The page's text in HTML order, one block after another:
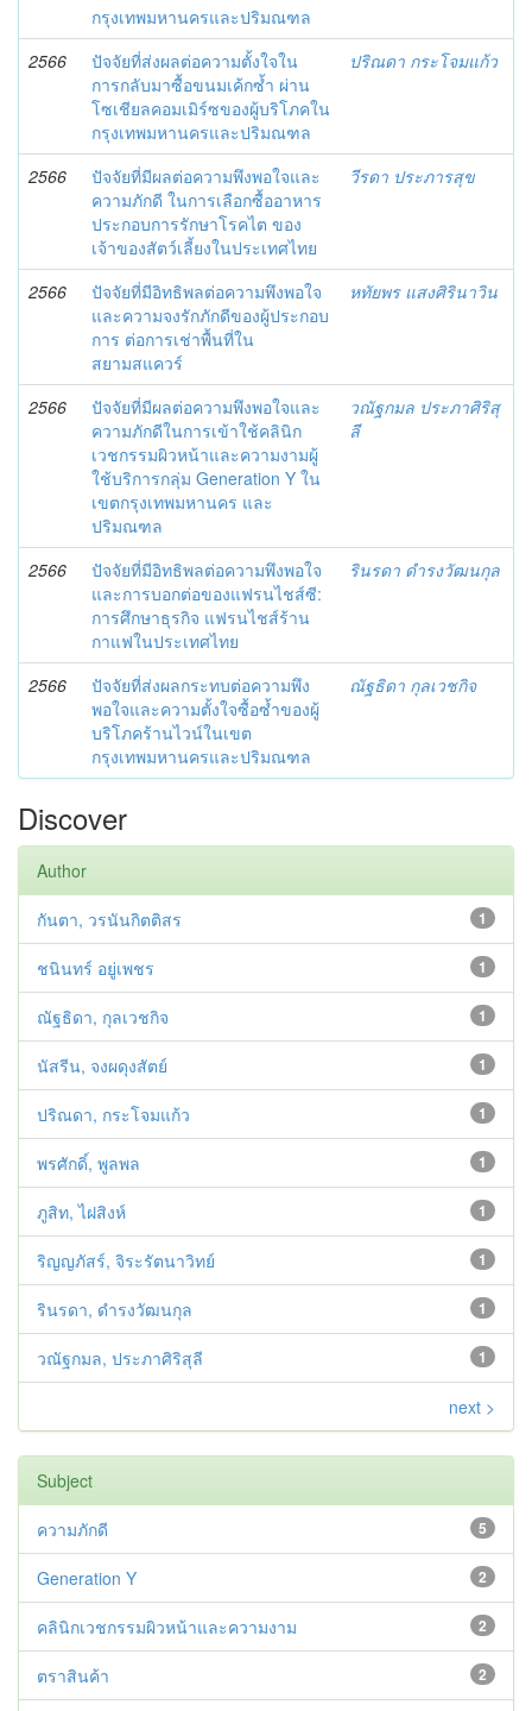
กรุงเทพมหานครและปริมณฑล
2566
ปัจจัยที่ส่งผลต่อความตั้งใจใน
การกลับมาซื้อขนมเค้กซ้ำ ผ่าน
โซเชียลคอมเมิร์ซของผู้บริโภคใน
กรุงเทพมหานครและปริมณฑล
ปริณดา กระโจมแก้ว
2566
ปัจจัยที่มีผลต่อความพึงพอใจและ
ความภักดี ในการเลือกซื้ออาหาร
ประกอบการรักษาโรคไต ของ
เจ้าของสัตว์เลี้ยงในประเทศไทย
วีรดา ประภารสุข
2566
ปัจจัยที่มีอิทธิพลต่อความพึงพอใจ
และความจงรักภักดีของผู้ประกอบ
การ ต่อการเช่าพื้นที่ใน
สยามสแควร์
หทัยพร แสงศิรินาวิน
2566
ปัจจัยที่มีผลต่อความพึงพอใจและ
ความภักดีในการเข้าใช้คลินิก
เวชกรรมผิวหน้าและความงามผู้
ใช้บริการกลุ่ม Generation Y ใน
เขตกรุงเทพมหานคร และ
ปริมณฑล
วณัฐกมล ประภาศิริสุ
ลี
2566
ปัจจัยที่มีอิทธิพลต่อความพึงพอใจ
และการบอกต่อของแฟรนไชส์ซี:
การศึกษาธุรกิจ แฟรนไชส์ร้าน
กาแฟในประเทศไทย
รินรดา ดำรงวัฒนกุล
2566
ปัจจัยที่ส่งผลกระทบต่อความพึง
พอใจและความตั้งใจซื้อซ้ำของผู้
บริโภคร้านไวน์ในเขต
กรุงเทพมหานครและปริมณฑล
ณัฐธิดา กุลเวชกิจ
Discover
Author
1
กันตา, วรนันกิตติสร
1
ชนินทร์ อยู่เพชร
1
ณัฐธิดา, กุลเวชกิจ
1
นัสรีน, จงผดุงสัตย์
1
ปริณดา, กระโจมแก้ว
1
พรศักดิ์, พูลพล
1
ภูสิท, ไฝสิงห์
1
ริญญภัสร์, จิระรัตนาวิทย์
1
รินรดา, ดำรงวัฒนกุล
1
วณัฐกมล, ประภาศิริสุลี
next >
Subject
5
ความภักดี
2
Generation Y
2
คลินิกเวชกรรมผิวหน้าและความงาม
2
ตราสินค้า